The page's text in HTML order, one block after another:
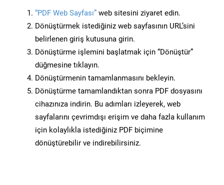
“PDF Web Sayfası” web sitesini ziyaret edin.
Dönüştürmek istediğiniz web sayfasının URL’sini
belirlenen giriş kutusuna girin.
Dönüştürme işlemini başlatmak için “Dönüştür”
düğmesine tıklayın.
Dönüştürmenin tamamlanmasını bekleyin.
Dönüştürme tamamlandıktan sonra PDF dosyasını
cihazınıza indirin. Bu adımları izleyerek, web
sayfalarını çevrimdışı erişim ve daha fazla kullanım
için kolaylıkla istediğiniz PDF biçimine
dönüştürebilir ve indirebilirsiniz.